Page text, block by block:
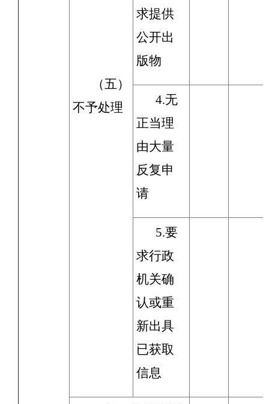
（五）
不予处理
求提供
公开出
版物
4.无
正当理
由大量
反复申
请
5.要
求行政
机关确
认或重
新出具
已获取
信息